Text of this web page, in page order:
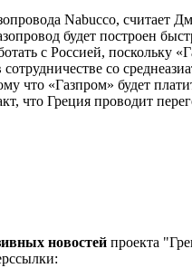
Nabucco,
будет построен
с Россией, поскольку
со
что «Газпром» будет
что Греция проводит
новостей проекта